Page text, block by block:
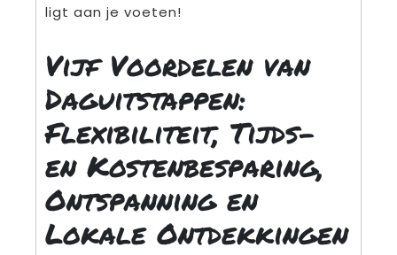
ligt aan je voeten!
Vijf Voordelen van
Daguitstappen:
Flexibiliteit, Tijds-
en Kostenbesparing,
Ontspanning en
Lokale Ontdekkingen